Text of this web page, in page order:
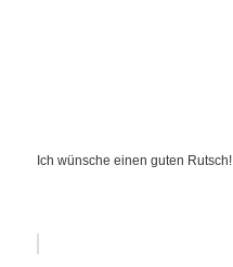
Ich wünsche einen guten Rutsch!